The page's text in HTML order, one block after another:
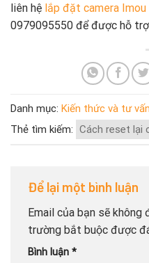
liên hệ lắp đặt camera
0979095550 để được hỗ
Danh mục: Kiến thức và tư vấn
Thẻ tìm kiếm: Cách reset lại
Để lại một bình luận
Email của bạn sẽ không
trường bắt buộc được
Bình luận *